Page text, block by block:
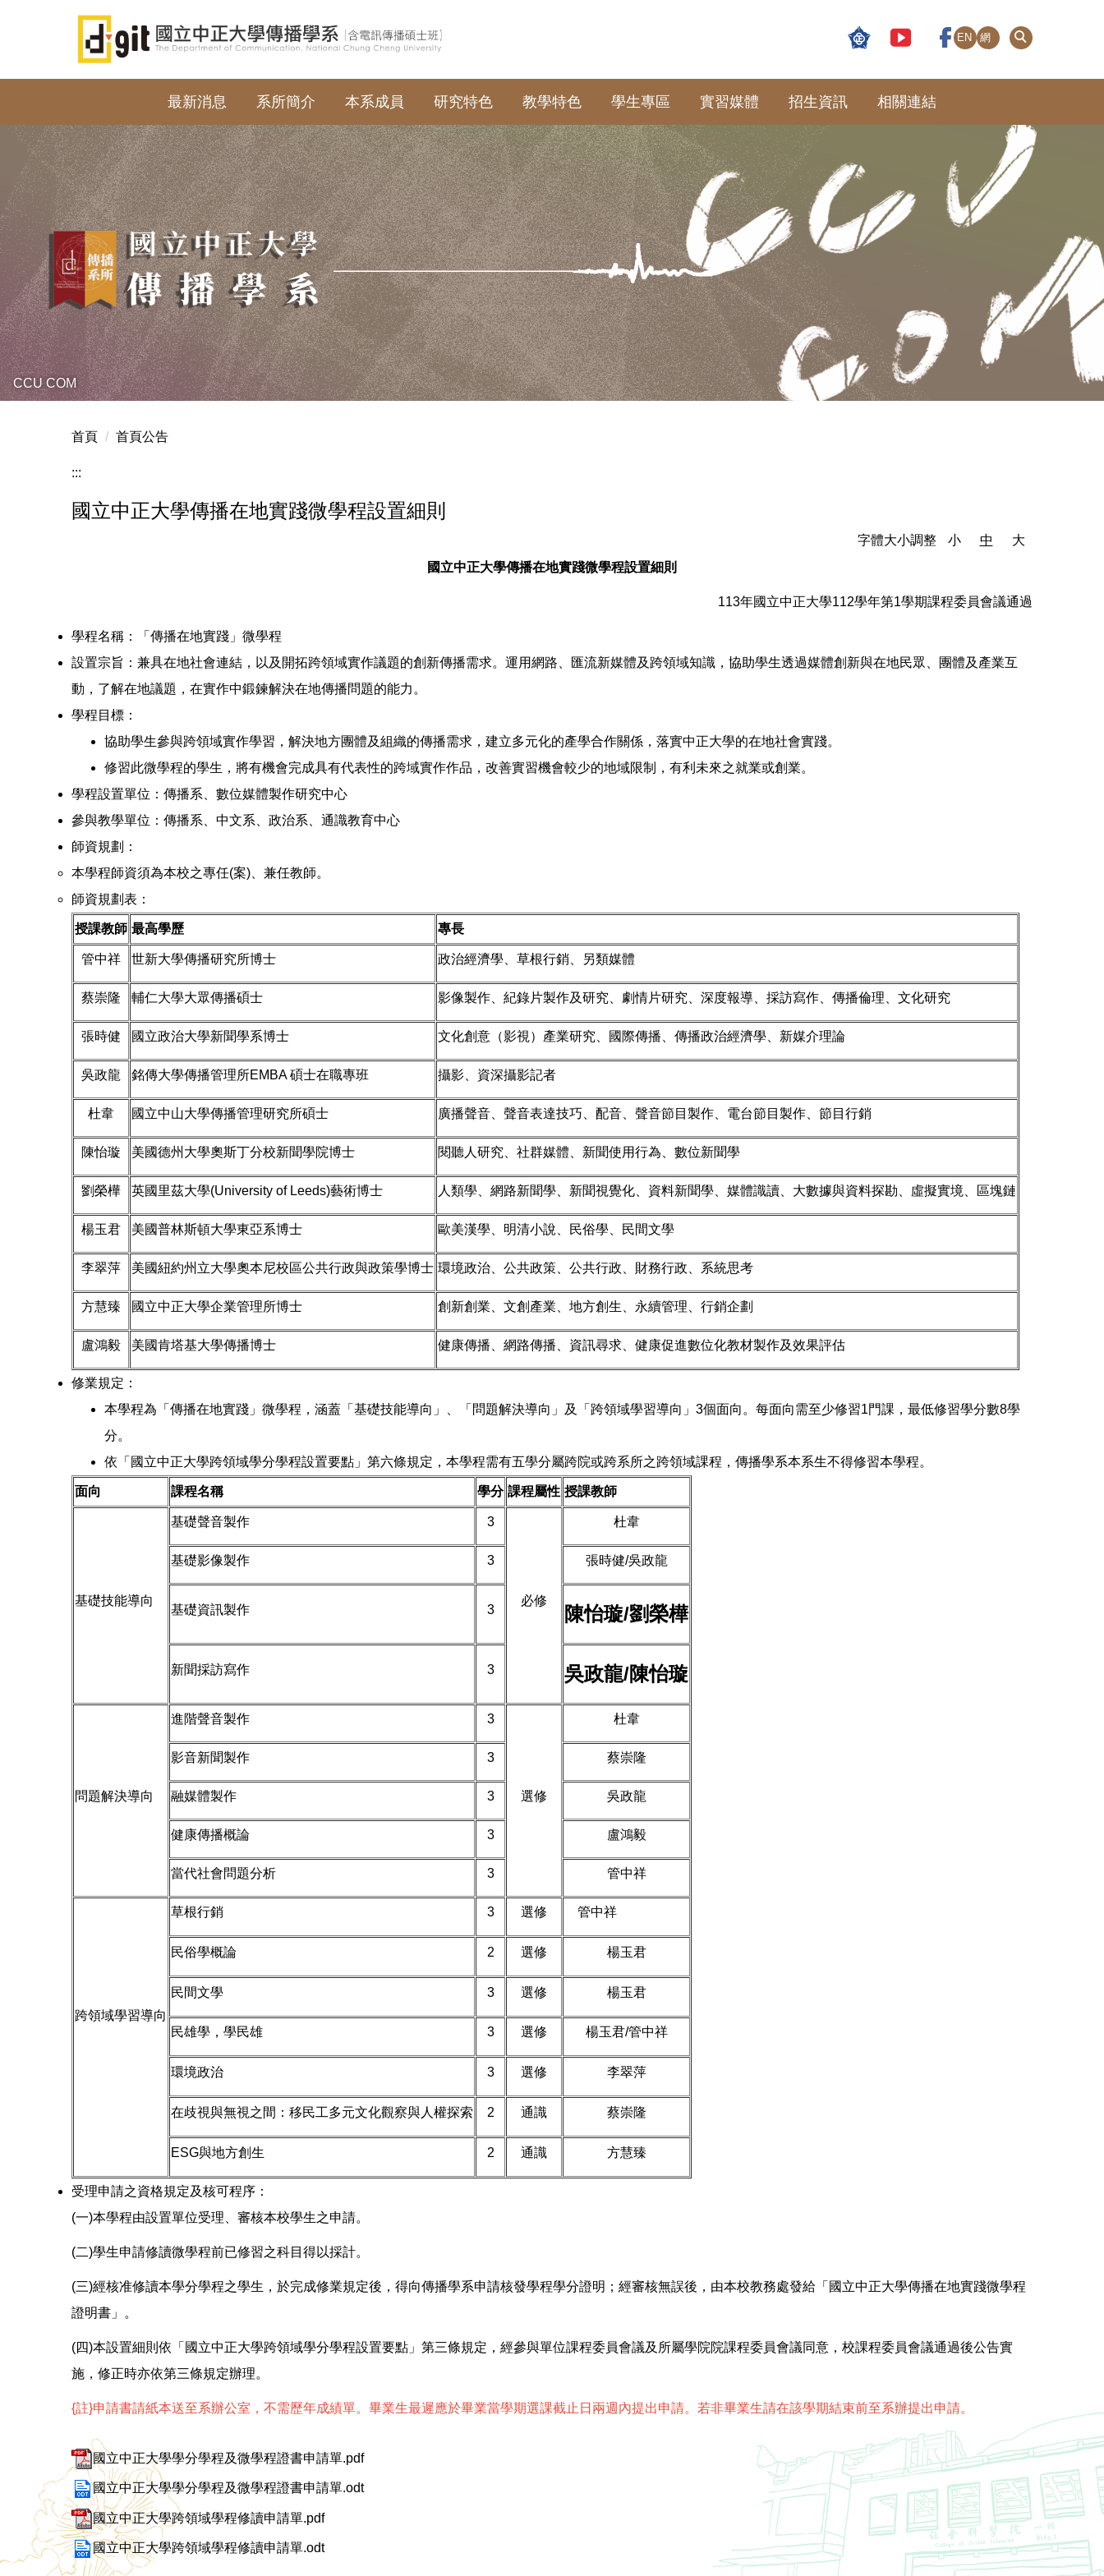
區
EN
網
最新消息 系所簡介 本系成員 研究特色 教學特色 學生專區 實習媒體 招生資訊 相關連結
CCU COM
首頁 首頁公告
:::
國立中正大學傳播在地實踐微學程設置細則
字體大小調整 小 中
大
國立中正大學傳播在地實踐微學程設置細則
113年國立中正大學112學年第1學期課程委員會議通過
學程名稱：「傳播在地實踐」微學程
設置宗旨：兼具在地社會連結，以及開拓跨領域實作議題的創新傳播需求。運用網路、匯流新媒體及跨領域知識，協助學生透過媒體創新與在地民眾、團體及產業互
動，了解在地議題，在實作中鍛鍊解決在地傳播問題的能力。
學程目標：
協助學生參與跨領域實作學習，解決地方團體及組織的傳播需求，建立多元化的產學合作關係，落實中正大學的在地社會實踐。
修習此微學程的學生，將有機會完成具有代表性的跨域實作作品，改善實習機會較少的地域限制，有利未來之就業或創業。
學程設置單位：傳播系、數位媒體製作研究中心
參與教學單位：傳播系、中文系、政治系、通識教育中心
師資規劃：
本學程師資須為本校之專任(案)、兼任教師。
師資規劃表：
授課教師 最高學歷 專長
管中祥 世新大學傳播研究所博士 政治經濟學、草根行銷、另類媒體
蔡崇隆 輔仁大學大眾傳播碩士 影像製作、紀錄片製作及研究、劇情片研究、深度報導、採訪寫作、傳播倫理、文化研究
張時健 國立政治大學新聞學系博士 文化創意（影視）產業研究、國際傳播、傳播政治經濟學、新媒介理論
吳政龍 銘傳大學傳播管理所EMBA 碩士在職專班 攝影、資深攝影記者
杜韋 國立中山大學傳播管理研究所碩士 廣播聲音、聲音表達技巧、配音、聲音節目製作、電台節目製作、節目行銷
陳怡璇 美國德州大學奧斯丁分校新聞學院博士 閱聽人研究、社群媒體、新聞使用行為、數位新聞學
劉榮樺 英國里茲大學(University of Leeds)藝術博士 人類學、網路新聞學、新聞視覺化、資料新聞學、媒體識讀、大數據與資料探勘、虛擬實境、區塊鏈
楊玉君 美國普林斯頓大學東亞系博士 歐美漢學、明清小說、民俗學、民間文學
李翠萍 美國紐約州立大學奧本尼校區公共行政與政策學博士 環境政治、公共政策、公共行政、財務行政、系統思考
方慧臻 國立中正大學企業管理所博士 創新創業、文創產業、地方創生、永續管理、行銷企劃
盧鴻毅 美國肯塔基大學傳播博士 健康傳播、網路傳播、資訊尋求、健康促進數位化教材製作及效果評估
修業規定：
本學程為「傳播在地實踐」微學程，涵蓋「基礎技能導向」、「問題解決導向」及「跨領域學習導向」3個面向。每面向需至少修習1門課，最低修習學分數8學
分。
依「國立中正大學跨領域學分學程設置要點」第六條規定，本學程需有五學分屬跨院或跨系所之跨領域課程，傳播學系本系生不得修習本學程。
面向 課程名稱 學分 課程屬性 授課教師
基礎技能導向
基礎聲音製作 3
必修
杜韋
基礎影像製作 3 張時健/吳政龍
基礎資訊製作 3 陳怡璇/劉榮樺
新聞採訪寫作 3 吳政龍/陳怡璇
問題解決導向
進階聲音製作 3
選修
杜韋
影音新聞製作 3 蔡崇隆
融媒體製作 3 吳政龍
健康傳播概論 3 盧鴻毅
當代社會問題分析 3 管中祥
跨領域學習導向
草根行銷 3 選修 管中祥
民俗學概論 2 選修 楊玉君
民間文學 3 選修 楊玉君
民雄學，學民雄 3 選修 楊玉君/管中祥
環境政治 3 選修 李翠萍
在歧視與無視之間：移民工多元文化觀察與人權探索 2 通識 蔡崇隆
ESG與地方創生 2 通識 方慧臻
受理申請之資格規定及核可程序：
(一)本學程由設置單位受理、審核本校學生之申請。
(二)學生申請修讀微學程前已修習之科目得以採計。
(三)經核准修讀本學分學程之學生，於完成修業規定後，得向傳播學系申請核發學程學分證明；經審核無誤後，由本校教務處發給「國立中正大學傳播在地實踐微學程
證明書」。
(四)本設置細則依「國立中正大學跨領域學分學程設置要點」第三條規定，經參與單位課程委員會議及所屬學院院課程委員會議同意，校課程委員會議通過後公告實
施，修正時亦依第三條規定辦理。
{註}申請書請紙本送至系辦公室，不需歷年成績單。畢業生最遲應於畢業當學期選課截止日兩週內提出申請。若非畢業生請在該學期結束前至系辦提出申請。
國立中正大學學分學程及微學程證書申請單.pdf
國立中正大學學分學程及微學程證書申請單.odt
國立中正大學跨領域學程修讀申請單.pdf
國立中正大學跨領域學程修讀申請單.odt